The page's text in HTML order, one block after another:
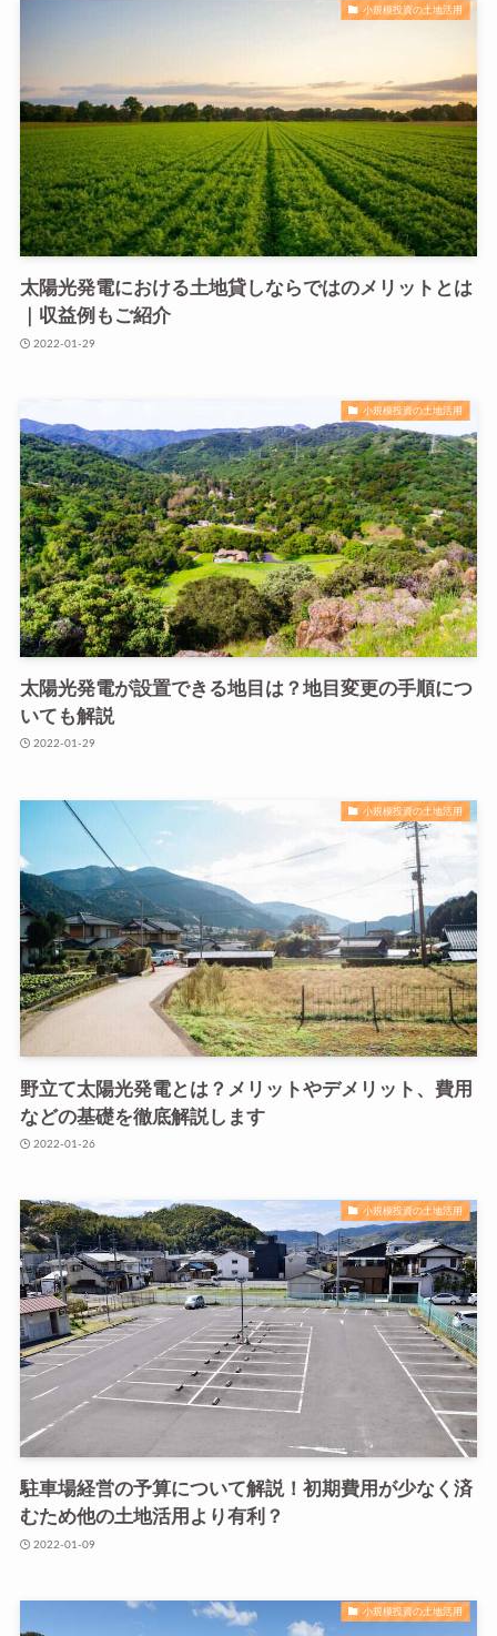
小規模投資の土地活用
太陽光発電における土地貸しならではのメリットとは
｜収益例もご紹介
2022-01-29
小規模投資の土地活用
太陽光発電が設置できる地目は？地目変更の手順につ
いても解説
2022-01-29
小規模投資の土地活用
野立て太陽光発電とは？メリットやデメリット、費用
などの基礎を徹底解説します
2022-01-26
小規模投資の土地活用
駐車場経営の予算について解説！初期費用が少なく済
むため他の土地活用より有利？
2022-01-09
小規模投資の土地活用